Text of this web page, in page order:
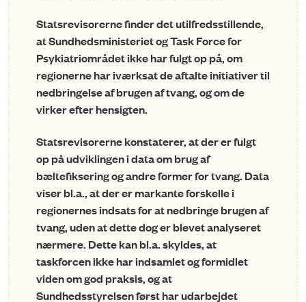
Statsrevisorerne finder det utilfredsstillende,
at Sundhedsministeriet og Task Force for
Psykiatriområdet ikke har fulgt op på, om
regioner­ne har iværksat de aftalte initiativer til
nedbringelse af brugen af tvang, og om de
virker efter hensigten.
Statsrevisorerne konstaterer, at der er fulgt
op på udviklingen i data om brug af
bæltefiksering og andre former for tvang. Data
viser bl.a., at der er markante forskelle i
regionernes indsats for at nedbringe brugen af
tvang, uden at dette dog er blevet analyseret
nærmere. Dette kan bl.a. skyldes, at
taskforcen ikke har indsamlet og formidlet
viden om god praksis, og at
Sundhedsstyrelsen først har udarbejdet